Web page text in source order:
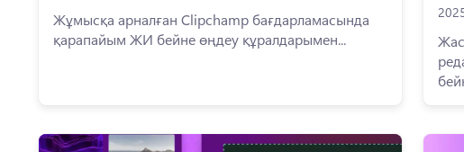
Жұмысқа арналған Clipchamp бағдарламасында
қарапайым ЖИ бейне өңдеу құралдарымен...